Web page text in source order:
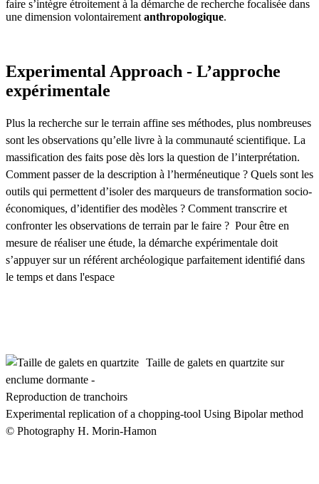
faire s’intègre étroitement à la démarche de recherche focalisée dans
une dimension volontairement anthropologique.
Experimental Approach - L’approche
expérimentale
Plus la recherche sur le terrain affine ses méthodes, plus nombreuses
sont les observations qu’elle livre à la communauté scientifique. La
massification des faits pose dès lors la question de l’interprétation.
Comment passer de la description à l’herméneutique ? Quels sont les
outils qui permettent d’isoler des marqueurs de transformation socio-
économiques, d’identifier des modèles ? Comment transcrire et
confronter les observations de terrain par le faire ? Pour être en
mesure de réaliser une étude, la démarche expérimentale doit
s’appuyer sur un référent archéologique parfaitement identifié dans
le temps et dans l'espace
Taille de galets en quartzite sur
enclume dormante -
Reproduction de tranchoirs
Experimental replication of a chopping-tool Using Bipolar method
© Photography H. Morin-Hamon